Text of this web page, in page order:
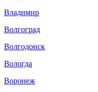
Владимир
Волгоград
Волгодонск
Вологда
Воронеж